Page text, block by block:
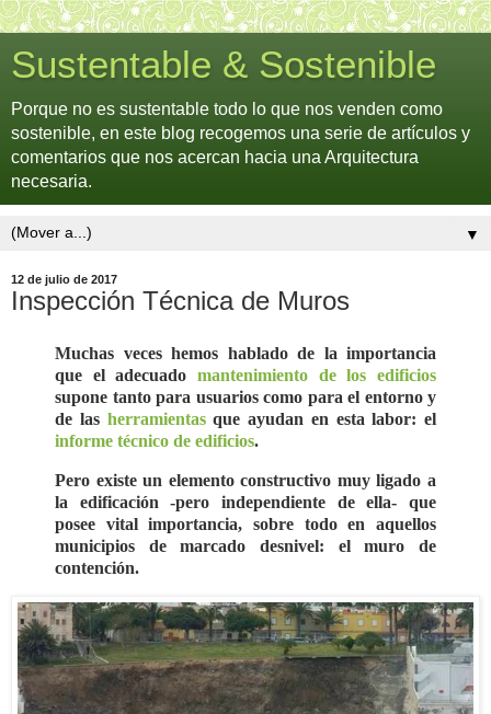
Sustentable & Sostenible
Porque no es sustentable todo lo que nos venden como
sostenible, en este blog recogemos una serie de artículos y
comentarios que nos acercan hacia una Arquitectura
necesaria.
▼
12 de julio de 2017
Inspección Técnica de Muros
Muchas veces hemos hablado de la importancia
que el adecuado mantenimiento de los edificios
supone tanto para usuarios como para el entorno y
de las herramientasque ayudan en esta labor: el
informe técnico de edificios.
Pero existe un elemento constructivo muy ligado a
la edificación-pero independiente de ella- que
posee vital importancia, sobre todo en aquellos
municipios de marcado desnivel: el muro de
contención.